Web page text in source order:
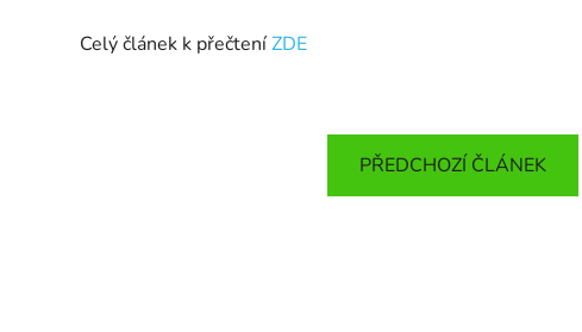
Celý článek k přečteníZDE
PŘEDCHOZÍ ČLÁNEK